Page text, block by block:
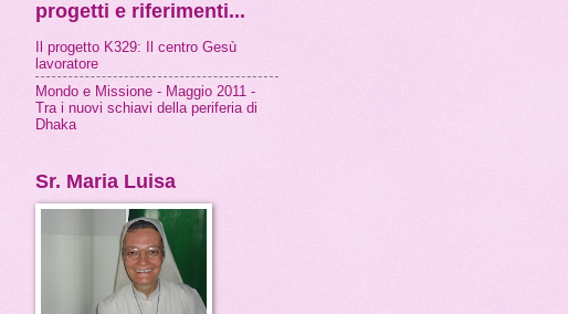
progetti e riferimenti...
Il progetto K329: Il centro Gesù
lavoratore
Mondo e Missione - Maggio 2011 -
Tra i nuovi schiavi della periferia di
Dhaka
Sr. Maria Luisa